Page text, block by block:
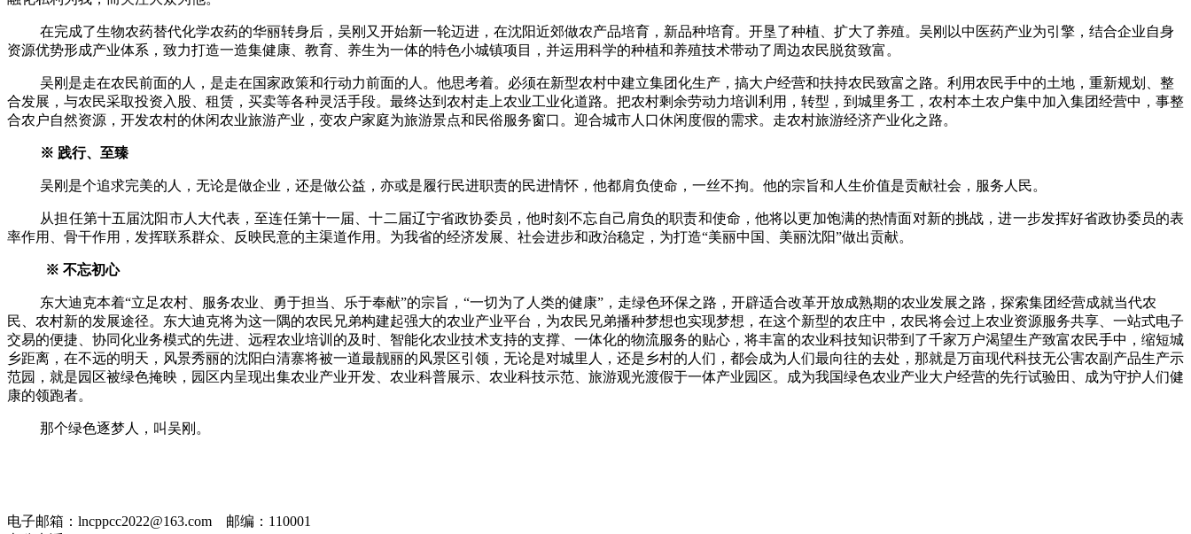
在完成了生物农药替代化学农药的华丽转身后，吴刚又开始新一轮迈进，在沈阳近郊做农产品培育，新品种培育。开垦了种植、扩大了养殖。吴刚以中医药产业为引擎，结合企业自身
资源优势形成产业体系，致力打造一造集健康、教育、养生为一体的特色小城镇项目，并运用科学的种植和养殖技术带动了周边农民脱贫致富。
吴刚是走在农民前面的人，是走在国家政策和行动力前面的人。他思考着。必须在新型农村中建立集团化生产，搞大户经营和扶持农民致富之路。利用农民手中的土地，重新规划、整
合发展，与农民采取投资入股、租赁，买卖等各种灵活手段。最终达到农村走上农业工业化道路。把农村剩余劳动力培训利用，转型，到城里务工，农村本土农户集中加入集团经营中，事整
合农户自然资源，开发农村的休闲农业旅游产业，变农户家庭为旅游景点和民俗服务窗口。迎合城市人口休闲度假的需求。走农村旅游经济产业化之路。
※ 践行、至臻
吴刚是个追求完美的人，无论是做企业，还是做公益，亦或是履行民进职责的民进情怀，他都肩负使命，一丝不拘。他的宗旨和人生价值是贡献社会，服务人民。
从担任第十五届沈阳市人大代表，至连任第十一届、十二届辽宁省政协委员，他时刻不忘自己肩负的职责和使命，他将以更加饱满的热情面对新的挑战，进一步发挥好省政协委员的表
率作用、骨干作用，发挥联系群众、反映民意的主渠道作用。为我省的经济发展、社会进步和政治稳定，为打造“美丽中国、美丽沈阳”做出贡献。
※ 不忘初心
东大迪克本着“立足农村、服务农业、勇于担当、乐于奉献”的宗旨，“一切为了人类的健康”，走绿色环保之路，开辟适合改革开放成熟期的农业发展之路，探索集团经营成就当代农
民、农村新的发展途径。东大迪克将为这一隅的农民兄弟构建起强大的农业产业平台，为农民兄弟播种梦想也实现梦想，在这个新型的农庄中，农民将会过上农业资源服务共享、一站式电子
交易的便捷、协同化业务模式的先进、远程农业培训的及时、智能化农业技术支持的支撑、一体化的物流服务的贴心，将丰富的农业科技知识带到了千家万户渴望生产致富农民手中，缩短城
乡距离，在不远的明天，风景秀丽的沈阳白清寨将被一道最靓丽的风景区引领，无论是对城里人，还是乡村的人们，都会成为人们最向往的去处，那就是万亩现代科技无公害农副产品生产示
范园，就是园区被绿色掩映，园区内呈现出集农业产业开发、农业科普展示、农业科技示范、旅游观光渡假于一体产业园区。成为我国绿色农业产业大户经营的先行试验田、成为守护人们健
康的领跑者。
那个绿色逐梦人，叫吴刚。
电子邮箱：lncppcc2022@163.com 邮编：110001